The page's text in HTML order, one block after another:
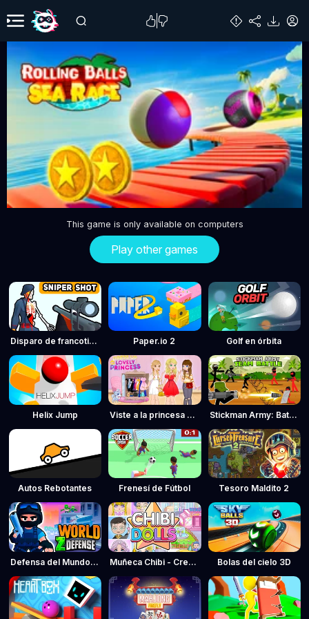
This game is only available on computers
Play other games
Disparo de francotirador: Tiempo bala Paper.io 2 Golf en órbita
Helix Jump Viste a la princesa encantadora Stickman Army: Batalla por equipos
Autos Rebotantes Frenesí de Fútbol Tesoro Maldito 2
Defensa del Mundo Z - Defensa contra zombis Muñeca Chibi - Creador de avatares Bolas del cielo 3D